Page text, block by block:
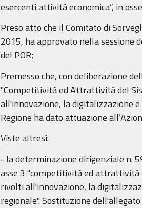
esercenti attività economica”, in
Preso atto che il Comitato di
2015, ha approvato nella sessione
del POR;
Premesso che, con deliberazione
"Competitività ed Attrattività del
all'innovazione, la digitalizzazione
Regione ha dato attuazione
Viste altresì:
- la determinazione dirigenziale n.
asse 3 "competitività ed attrattività
rivolti all'innovazione, la
regionale". Sostituzione dell'allegato